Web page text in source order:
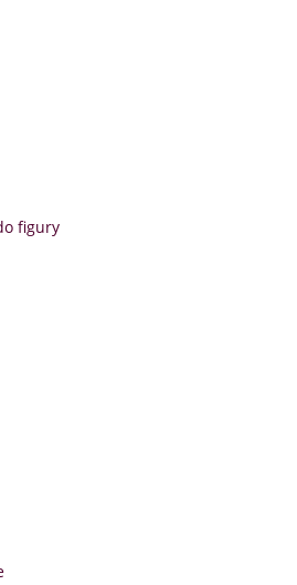
figury